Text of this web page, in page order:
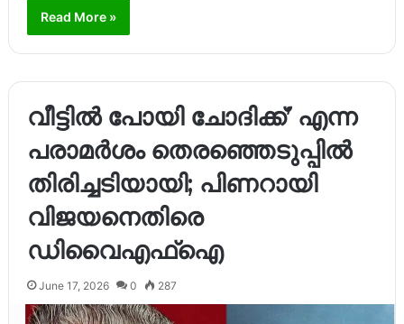
Read More »
വീട്ടിൽ പോയി ചോദിക്ക്’ എന്ന
പരാമർശം തെരഞ്ഞെടുപ്പിൽ
തിരിച്ചടിയായി; പിണറായി
വിജയനെതിരെ
ഡിവൈഎഫ്ഐ
June 17, 2026 0 287